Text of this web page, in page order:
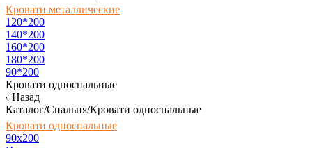
Кровати металлические
120*200
140*200
160*200
180*200
90*200
Кровати односпальные
Назад
Каталог/Спальня/Кровати односпальные
Кровати односпальные
90х200